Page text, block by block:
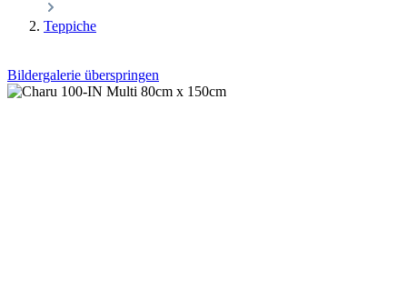
Teppiche
Bildergalerie überspringen